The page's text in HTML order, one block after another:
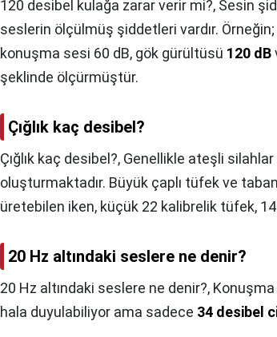
120 desibel kulağa zarar verir mi?, Sesin
seslerin ölçülmüş şiddetleri vardır. Örneğin;
konuşma sesi 60 dB, gök gürültüsü 120 dB
şeklinde ölçürmüştür.
Çığlık kaç desibel?
Çığlık kaç desibel?, Genellikle ateşli silahlar
oluşturmaktadır. Büyük çaplı tüfek ve
üretebilen iken, küçük 22 kalibrelik tüfek,
20 Hz altındaki seslere ne denir?
20 Hz altındaki seslere ne denir?,
hala duyulabiliyor ama sadece 34 desibel